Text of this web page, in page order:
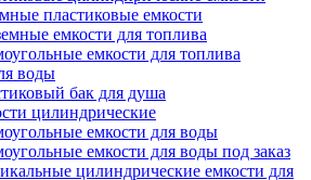
пластиковые емкости
емкости для топлива
емкости для топлива
воды
бак для душа
цилиндрические
емкости для воды
емкости для воды под заказ
цилиндрические емкости для